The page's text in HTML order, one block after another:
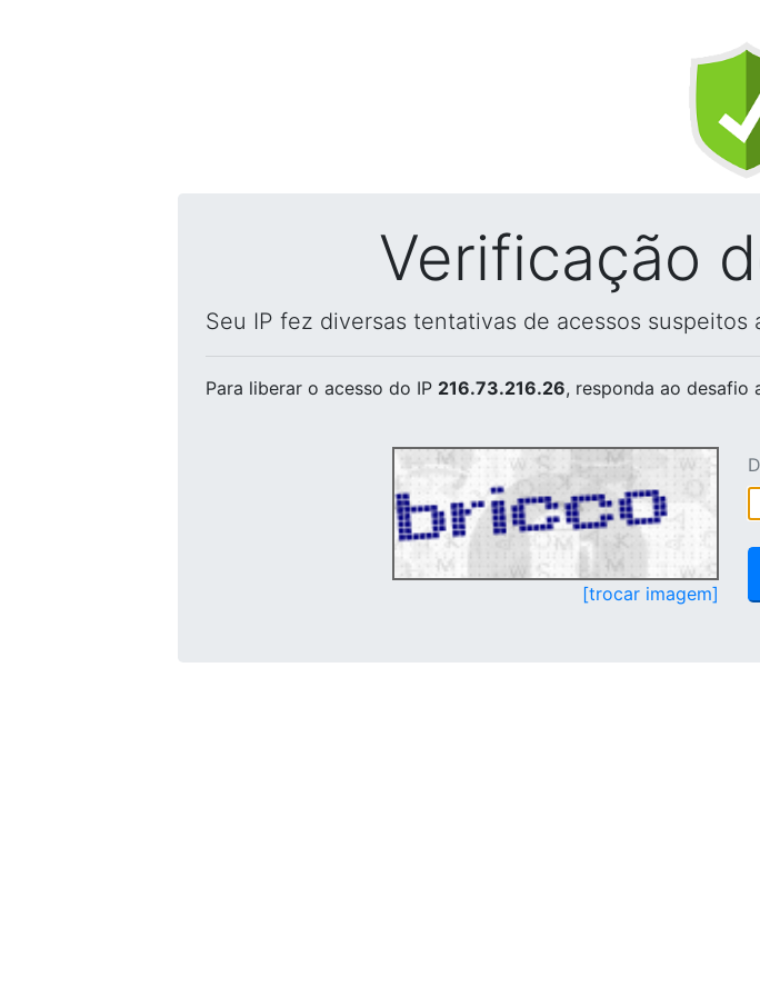
Verificação
Seu IP fez diversas tentativas de acessos suspeitos
Para liberar o acesso do IP 216.73.216.26, responda ao desafio
[trocar imagem]